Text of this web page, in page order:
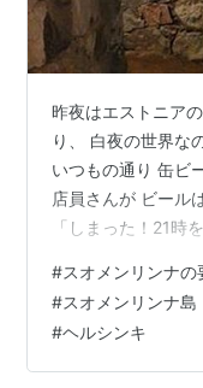
昨夜はエストニア
り、 白夜の世界な
いつもの通り 缶ビ
店員さんが ビール
「しまった！21時
た。 駅BARで
感覚が狂います。
72時間券を買った
にある島への船 一
#スオメンリンナの
#スオメンリンナ島
#ヘルシンキ